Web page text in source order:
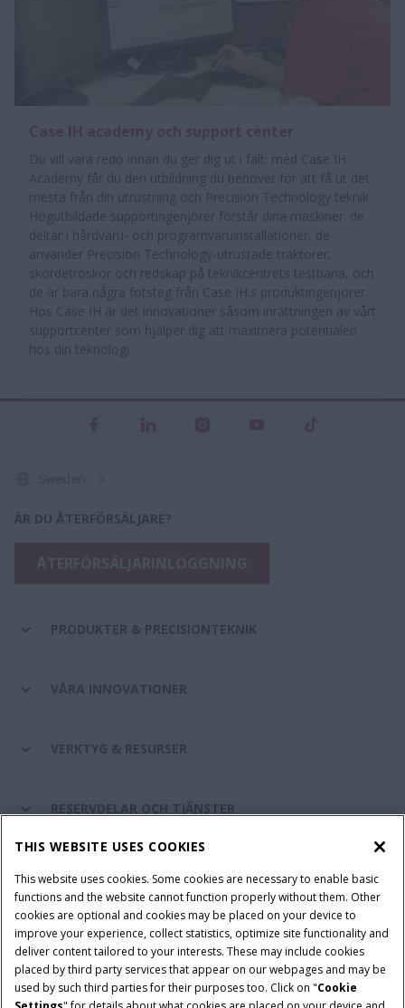
Du vill vara redo innan du ger dig ut i fält: med Case IH
Academy får du den utbildning du behöver för att få ut det
mesta från din utrustning och Precision Technology teknik.
Högutbildade supportingenjörer förstår dina maskiner: de
deltar i hårdvaru- och programvaruinstallationer, de
använder Precision Technology-utrustade traktorer,
skördetröskor och redskap på teknikcentrets testbana, och
de är bara några fotsteg från Case IH:s produktingenjörer.
Hos Case IH är det innovationer såsom inrättningen av vårt
supportcenter som hjälper dig att maximera potentialen
hos din teknologi.
ÄR DU ÅTERFÖRSÄLJARE?
PRODUKTER & PRECISIONTEKNIK
VÅRA INNOVATIONER
VERKTYG & RESURSER
RESERVDELAR OCH TJÄNSTER
Villkor och juridiska meddelanden Privacy Notice
Imprint
Cookie Settings
Telematics Privacy notice
THIS WEBSITE USES COOKIES
This website uses cookies. Some cookies are necessary to enable basic
functions and the website cannot function properly without them. Other
cookies are optional and cookies may be placed on your device to
improve your experience, collect statistics, optimize site functionality and
deliver content tailored to your interests. These may include cookies
placed by third party services that appear on our webpages and may be
used by such third parties for their purposes too. Click on "Cookie